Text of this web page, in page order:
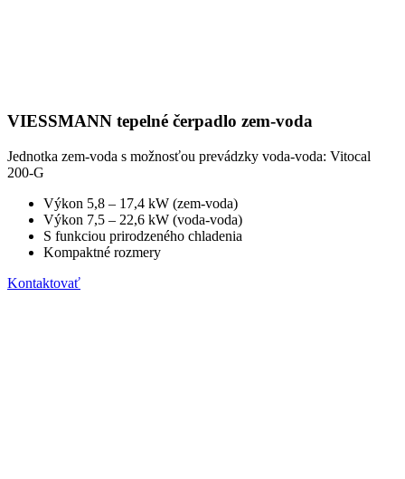
VIESSMANN tepelné čerpadlo zem-voda
Jednotka zem-voda s možnosťou prevádzky voda-voda: Vitocal
200-G
Výkon 5,8 – 17,4 kW (zem-voda)
Výkon 7,5 – 22,6 kW (voda-voda)
S funkciou prirodzeného chladenia
Kompaktné rozmery
Kontaktovať